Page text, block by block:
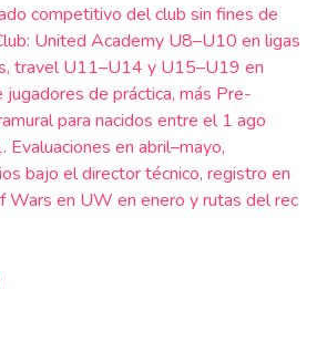
competitivo del club sin fines de
United Academy U8–U10 en ligas
travel U11–U14 y U15–U19 en
jugadores de práctica, más Pre-
para nacidos entre el 1 ago
en abril–mayo,
bajo el director técnico, registro en
Wars en UW en enero y rutas del rec